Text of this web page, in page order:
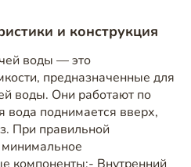
и конструкция
воды — это
предназначенные для
воды. Они работают по
вода поднимается вверх,
При правильной
минимальное